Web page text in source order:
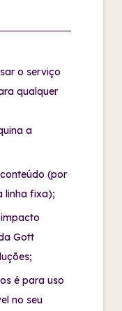
o serviço
qualquer
a
(por
linha fixa);
Gott
é para uso
no seu